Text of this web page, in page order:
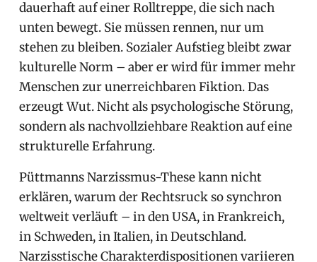
dauerhaft auf einer Rolltreppe, die sich nach
unten bewegt. Sie müssen rennen, nur um
stehen zu bleiben. Sozialer Aufstieg bleibt zwar
kulturelle Norm – aber er wird für immer mehr
Menschen zur unerreichbaren Fiktion. Das
erzeugt Wut. Nicht als psychologische Störung,
sondern als nachvollziehbare Reaktion auf eine
strukturelle Erfahrung.
Püttmanns Narzissmus-These kann nicht
erklären, warum der Rechtsruck so synchron
weltweit verläuft – in den USA, in Frankreich,
in Schweden, in Italien, in Deutschland.
Narzisstische Charakterdispositionen variieren